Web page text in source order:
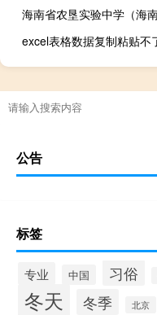
公告
标签
专业 中国 习俗
冬天 冬季 北京